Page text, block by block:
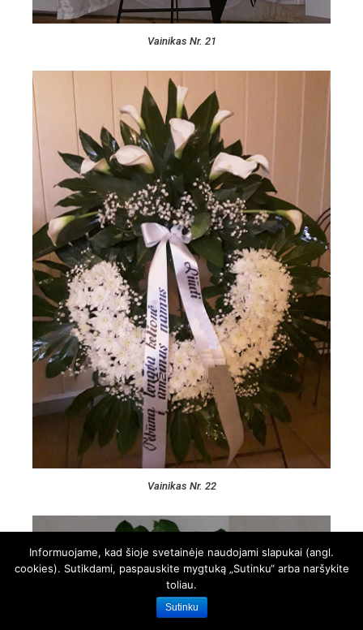
Vainikas Nr. 21
Vainikas Nr. 22
Informuojame, kad šioje svetainėje naudojami slapukai (angl.
cookies). Sutikdami, paspauskite mygtuką „Sutinku“ arba naršykite
toliau.
Sutinku